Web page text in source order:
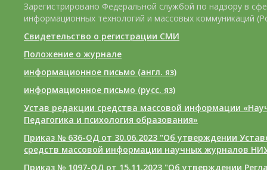
Зарегистрировано Федеральной службой по надзору в
информационных технологий и массовых коммуникаций
Свидетельство о регистрации СМИ
Положение о журнале
информационное письмо (англ. яз)
информационное письмо (русс. яз)
Устав редакции средства массовой информации
Педагогика и психология образования»
Приказ № 636-ОД от 30.06.2023 "Об утверждении
средств массовой информации научных журналов
Приказ № 1097-ОД от 15.11.2023 "Об утверждении